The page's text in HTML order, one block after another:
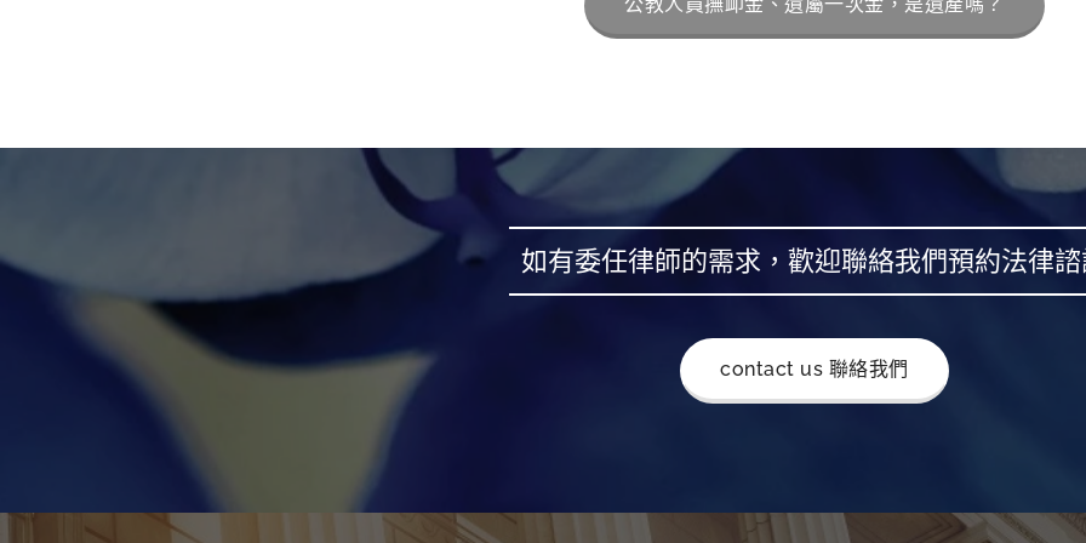
如有委任律師的需求，歡迎聯絡我們預約法律
contact us 聯絡我們